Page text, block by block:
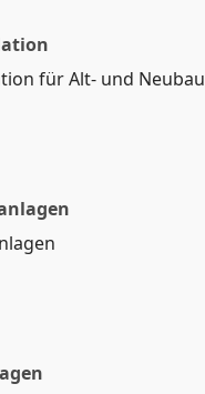
für Alt- und Neubau